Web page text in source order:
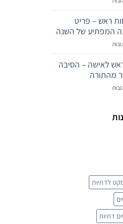
הטרנד
של
הקטנטנות!
מטפחות
בסגנונות
שונים
ראש – פריט
המפתיע של השנה
על
ראש
–
האופנה
השנה
ראש לאישה – הסיבה
מהתורה
על
לדתיות
דתיות